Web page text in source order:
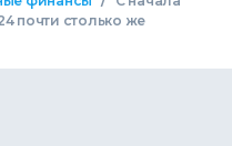
почти столько же